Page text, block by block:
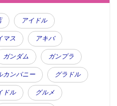
アイドル
マス アキバ
ガンダム ガンプラ
カンパニー グラドル
ドル グルメ